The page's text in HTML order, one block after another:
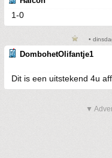
1-0
•
DombohetOlifantje1
Dit is een uitstekend 4u
▼